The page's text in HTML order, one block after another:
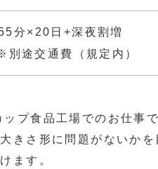
分×20日+深夜割増
別途交通費（規定内）
プ食品工場でのお仕事で
きさ形に問題がないかを
ます。